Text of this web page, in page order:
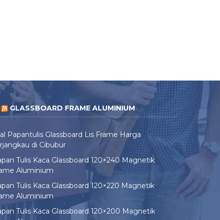
GLASSBOARD FRAME ALUMINIUM
Papantulis Glassboard Lis Frame Harga
di Cibubur
Tulis Kaca Glassboard 120×240 Magnetik
Aluminium
Tulis Kaca Glassboard 120×220 Magnetik
Aluminium
Tulis Kaca Glassboard 120×200 Magnetik